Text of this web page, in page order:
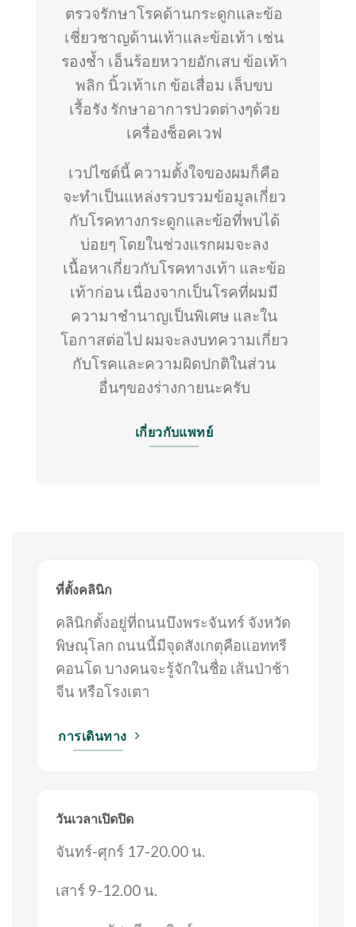
ตรวจรักษาโรคด้านกระดูกและข้อ
เชี่ยวชาญด้านเท้าและข้อเท้า เช่น
รองช้ำ เอ็นร้อยหวายอักเสบ ข้อเท้า
พลิก นิ้วเท้าเก ข้อเสื่อม เล็บขบ
เรื้อรัง รักษาอาการปวดต่างๆด้วย
เครื่องช็อคเวฟ
เวปไซต์นี้ ความตั้งใจของผมก็คือ
จะทำเป็นแหล่งรวบรวมข้อมูลเกี่ยว
กับโรคทางกระดูกและข้อที่พบได้
บ่อยๆ โดยในช่วงแรกผมจะลง
เนื้อหาเกี่ยวกับโรคทางเท้า และข้อ
เท้าก่อน เนื่องจากเป็นโรคที่ผมมี
ความาชำนาญเป็นพิเศษ และใน
โอกาสต่อไป ผมจะลงบทความเกี่ยว
กับโรคและความผิดปกติในส่วน
อื่นๆของร่างกายนะครับ
เกี่ยวกับแพทย์
ที่ตั้งคลินิก
คลินิกตั้งอยู่ที่ถนนบึงพระจันทร์ จังหวัด
พิษณุโลก ถนนนี้มีจุดสังเกตุคือแอททรี
คอนโด บางคนจะรู้จักในชื่อ เส้นป่าช้า
จีน หรือโรงเตา
การเดินทาง
วันเวลาเปิดปิด
จันทร์-ศุกร์ 17-20.00 น.
เสาร์ 9-12.00 น.